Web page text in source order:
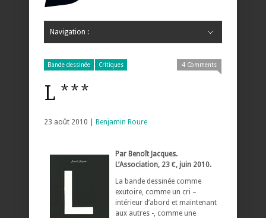
Navigation :
Bande dessinée Critiques 4 Comments
L ***
23 août 2010 | Benjamin Roure
Par Benoît Jacques.
L’Association, 23 €, juin 2010.
La bande dessinée comme
exutoire, comme un cri –
intérieur d’abord et maintenant
aux autres -, comme une